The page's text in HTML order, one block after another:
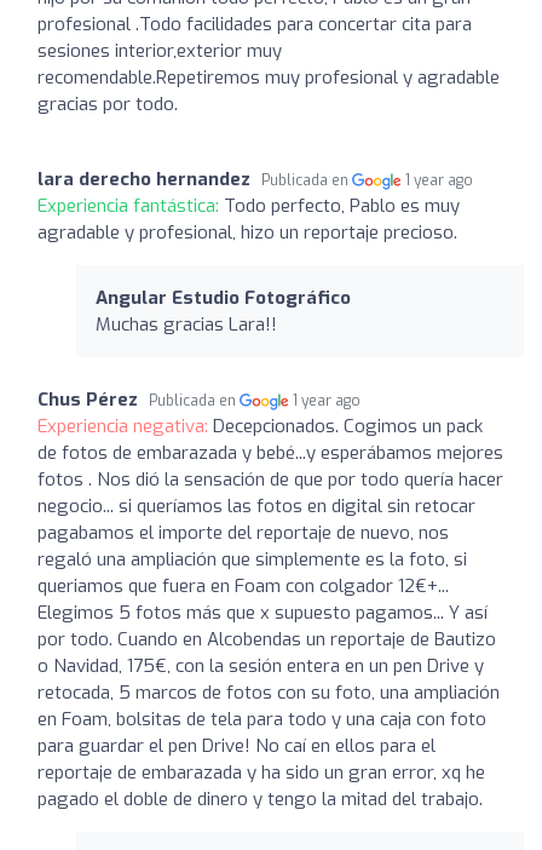
profesional .Todo facilidades para concertar cita para
sesiones interior,exterior muy
recomendable.Repetiremos muy profesional y agradable
gracias por todo.
lara derecho hernandez Publicada en 1 year ago
Experiencia fantástica: Todo perfecto, Pablo es muy
agradable y profesional, hizo un reportaje precioso.
Angular Estudio Fotográfico
Muchas gracias Lara!!
Chus Pérez Publicada en 1 year ago
Experiencia negativa: Decepcionados. Cogimos un pack
de fotos de embarazada y bebé...y esperábamos mejores
fotos . Nos dió la sensación de que por todo quería hacer
negocio... si queríamos las fotos en digital sin retocar
pagabamos el importe del reportaje de nuevo, nos
regaló una ampliación que simplemente es la foto, si
queriamos que fuera en Foam con colgador 12€+...
Elegimos 5 fotos más que x supuesto pagamos... Y así
por todo. Cuando en Alcobendas un reportaje de Bautizo
o Navidad, 175€, con la sesión entera en un pen Drive y
retocada, 5 marcos de fotos con su foto, una ampliación
en Foam, bolsitas de tela para todo y una caja con foto
para guardar el pen Drive! No caí en ellos para el
reportaje de embarazada y ha sido un gran error, xq he
pagado el doble de dinero y tengo la mitad del trabajo.